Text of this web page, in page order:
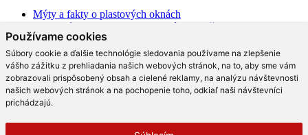
Používame cookies
Súbory cookie a ďalšie technológie sledovania používame na zlepšenie
vášho zážitku z prehliadania našich webových stránok, na to, aby sme vám
zobrazovali prispôsobený obsah a cielené reklamy, na analýzu návštevnosti
našich webových stránok a na pochopenie toho, odkiaľ naši návštevníci
prichádzajú.
Mýty a fakty o plastových oknách
Moderné schodisko: Spoznajte rôzne možnosti prevedenia v
interiéri
Ako najlepšie opticky zväčšiť priestor?
Na čo slúži hliníková pergola a aké má výhody?
Ako efektne a prakticky predeliť akýkoľvek priestor?
Aké trendy prináša moderná kuchyňa?
Čo radia dizajnéri o skle v interiéri?
Moderné sklenené riešenia, ktoré vás rozhodne oslovia!